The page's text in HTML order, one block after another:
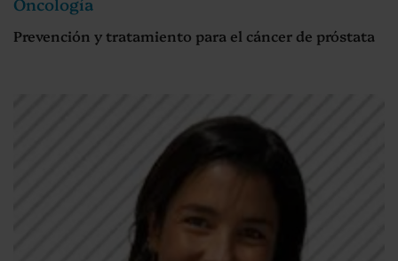
Prevención y tratamiento para el cáncer de próstata